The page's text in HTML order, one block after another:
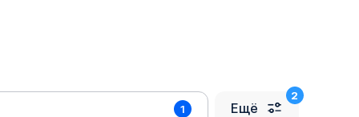
1 Ещё